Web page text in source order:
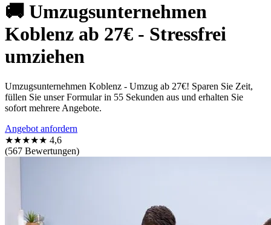
🚚 Umzugsunternehmen
Koblenz ab 27€ - Stressfrei
umziehen
Umzugsunternehmen Koblenz - Umzug ab 27€! Sparen Sie Zeit,
füllen Sie unser Formular in 55 Sekunden aus und erhalten Sie
sofort mehrere Angebote.
Angebot anfordern
★★★★★ 4,6
(567 Bewertungen)